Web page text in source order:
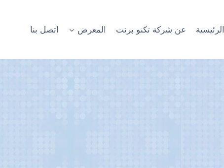
الرئيسية عن شركة تكنو برنت المعرض اتصل بنا